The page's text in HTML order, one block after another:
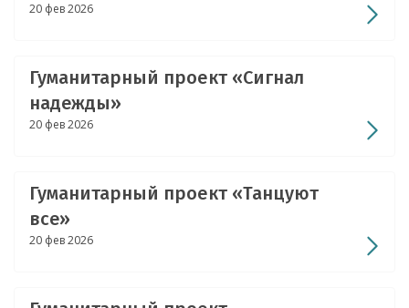
20 фев 2026
Гуманитарный проект «Сигнал
надежды»
20 фев 2026
Гуманитарный проект «Танцуют
все»
20 фев 2026